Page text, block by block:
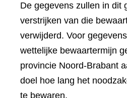
De gegevens zullen in dit
verstrijken van die
verwijderd. Voor
wettelijke bewaartermijn
provincie Noord-Brabant
doel hoe lang het
te bewaren.